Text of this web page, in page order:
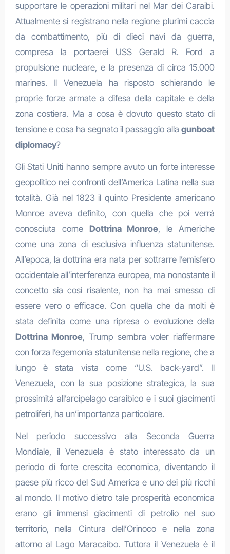
supportare le operazioni militari nel Mar dei Caraibi.
Attualmente si registrano nella regione plurimi caccia
da combattimento, più di dieci navi da guerra,
compresa la portaerei USS Gerald R. Ford a
propulsione nucleare, e la presenza di circa 15.000
marines. Il Venezuela ha risposto schierando le
proprie forze armate a difesa della capitale e della
zona costiera. Ma a cosa è dovuto questo stato di
tensione e cosa ha segnato il passaggio allagunboat
diplomacy?
Gli Stati Uniti hanno sempre avuto un forte interesse
geopolitico nei confronti dell’America Latina nella sua
totalità. Già nel 1823 il quinto Presidente americano
Monroe aveva definito, con quella che poi verrà
conosciuta come Dottrina Monroe, le Americhe
come una zona di esclusiva influenza statunitense.
All’epoca, la dottrina era nata per sottrarre l’emisfero
occidentale all’interferenza europea, ma nonostante il
concetto sia così risalente, non ha mai smesso di
essere vero o efficace. Con quella che da molti è
stata definita come una ripresa o evoluzione della
Dottrina Monroe, Trump sembra voler riaffermare
con forza l’egemonia statunitense nella regione, che a
lungo è stata vista come “U.S. back-yard”. Il
Venezuela, con la sua posizione strategica, la sua
prossimità all’arcipelago caraibico e i suoi giacimenti
petroliferi, ha un’importanza particolare.
Nel periodo successivo alla Seconda Guerra
Mondiale, il Venezuela è stato interessato da un
periodo di forte crescita economica, diventando il
paese più ricco del Sud America e uno dei più ricchi
al mondo. Il motivo dietro tale prosperità economica
erano gli immensi giacimenti di petrolio nel suo
territorio, nella Cintura dell’Orinoco e nella zona
attorno al Lago Maracaibo. Tuttora il Venezuela è il